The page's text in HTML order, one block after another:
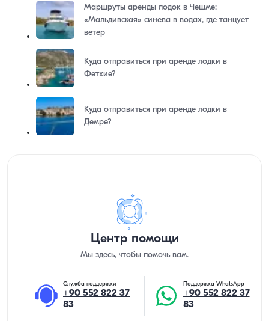
Маршруты аренды лодок в Чешме:
«Мальдивская» синева в водах, где танцует
ветер
Куда отправиться при аренде лодки в
Фетхие?
Куда отправиться при аренде лодки в
Демре?
Центр помощи
Мы здесь, чтобы помочь вам.
Служба поддержки
+90 552 822 37
83
Поддержка WhatsApp
+90 552 822 37
83